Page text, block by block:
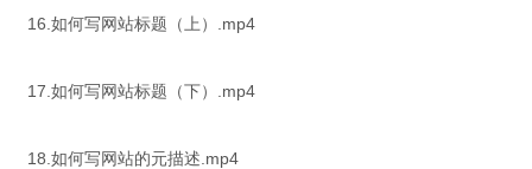
16.如何写网站标题（上）.mp4
17.如何写网站标题（下）.mp4
18.如何写网站的元描述.mp4